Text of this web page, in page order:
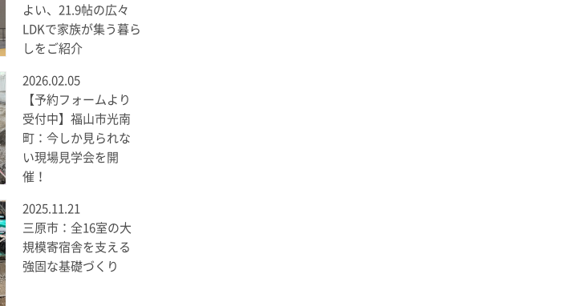
よい、21.9帖の広々
LDKで家族が集う暮ら
しをご紹介
2026.02.05
【予約フォームより
受付中】福山市光南
町：今しか見られな
い現場見学会を開
催！
2025.11.21
三原市：全16室の大
規模寄宿舎を支える
強固な基礎づくり